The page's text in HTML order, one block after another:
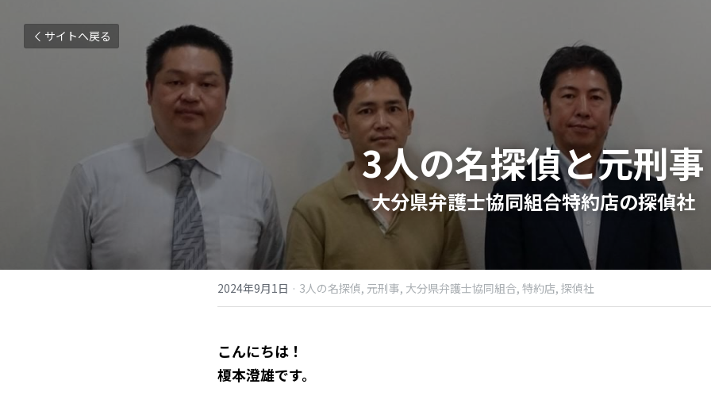
サイトへ戻る
3人の名探偵と元刑事
大分県弁護士協同組合特約店の探偵社​
2024年9月1日 · 3人の名探偵, 元刑事, 大分県弁護士協同組合, 特約店​, 探偵社
こんにちは！
榎本澄雄です。